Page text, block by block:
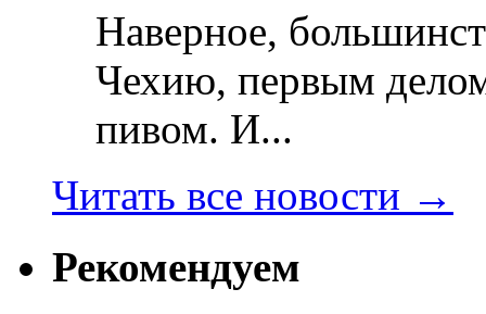
Наверное,
Чехию, первым
пивом. И...
Читать все новости →
Рекомендуем